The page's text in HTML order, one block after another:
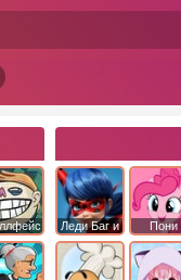
Леди Баг и
Супер Кот
Пони
Дружба